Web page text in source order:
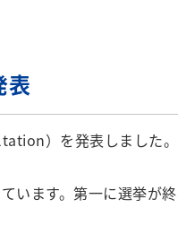
表
）を発表しました。
ます。第一に選挙が